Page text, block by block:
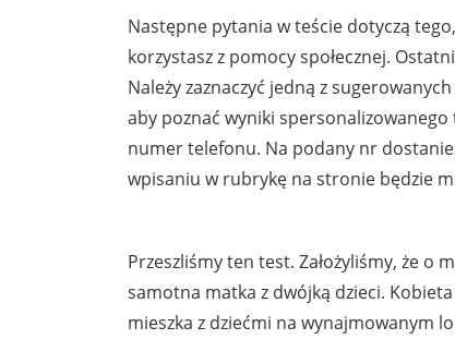
Następne pytania w teście dotyczą
korzystasz z pomocy społecznej.
Należy zaznaczyć jedną z
aby poznać wyniki
numer telefonu. Na podany nr
wpisaniu w rubrykę na stronie będzie
Przeszliśmy ten test. Założyliśmy, że o
samotna matka z dwójką dzieci.
mieszka z dziećmi na wynajmowanym